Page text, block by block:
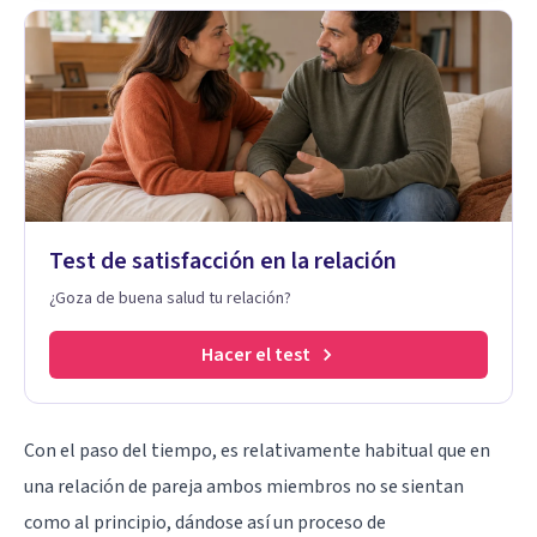
Test de satisfacción en la relación
¿Goza de buena salud tu relación?
Hacer el test
Con el paso del tiempo, es relativamente habitual que en
una relación de pareja ambos miembros no se sientan
como al principio, dándose así un proceso de